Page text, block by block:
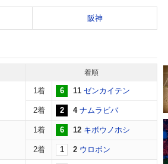
阪神
着順
1着 6 11 ゼンカイテン
2着 2 4 ナムラビバ
1着 6 12 キボウノホシ
2着 1 2 ウロボン